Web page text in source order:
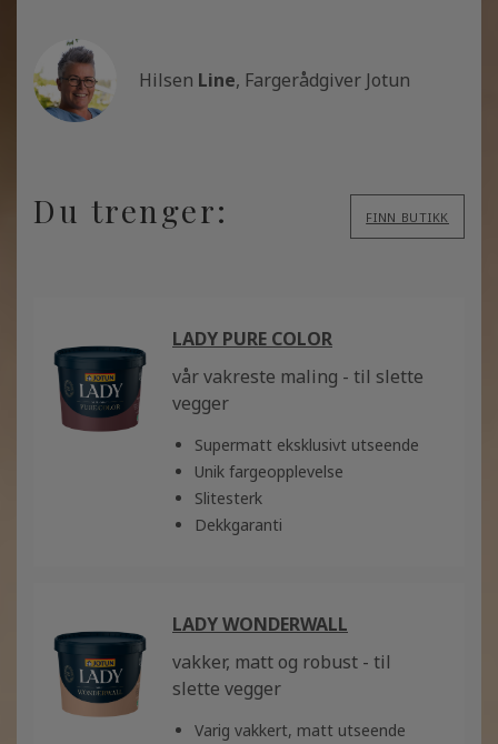
Hilsen Line, Fargerådgiver Jotun
Du trenger: FINN BUTIKK
LADY PURE COLOR
vår vakreste maling - til slette
vegger
Supermatt eksklusivt utseende
Unik fargeopplevelse
Slitesterk
Dekkgaranti
LADY WONDERWALL
vakker, matt og robust - til
slette vegger
Varig vakkert, matt utseende